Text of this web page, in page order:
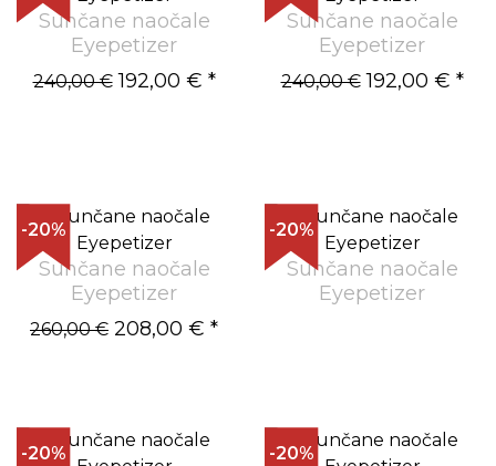
Sunčane naočale
Eyepetizer
240,00 €192,00 € *
Sunčane naočale
Eyepetizer
240,00 €192,00 € *
-20%
Sunčane naočale
Eyepetizer
260,00 € 208,00 € *
-20%
Sunčane naočale
Eyepetizer
-20% -20%